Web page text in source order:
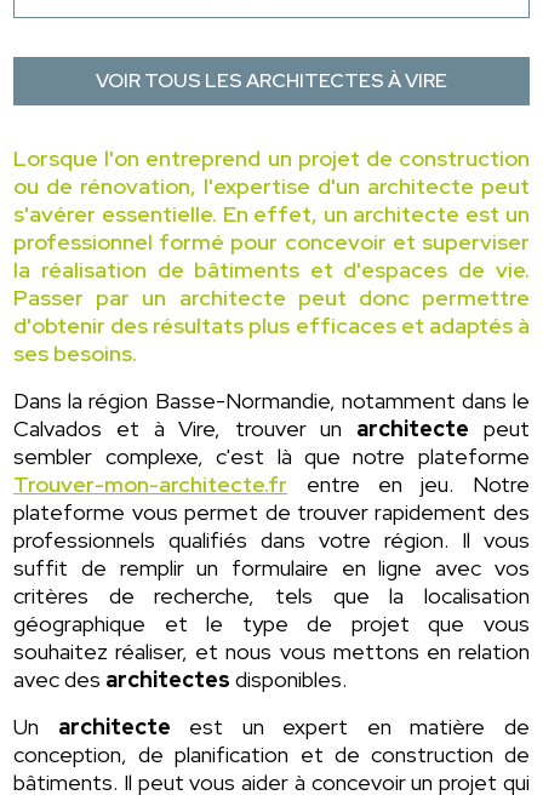
VOIR TOUS LES ARCHITECTES À VIRE
Lorsque l'on entreprend un projet de construction
ou de rénovation, l'expertise d'un architecte peut
s'avérer essentielle. En effet, un architecte est un
professionnel formé pour concevoir et superviser
la réalisation de bâtiments et d'espaces de vie.
Passer par un architecte peut donc permettre
d'obtenir des résultats plus efficaces et adaptés à
ses besoins.
Dans la région Basse-Normandie, notamment dans le
Calvados et à Vire, trouver un architecte peut
sembler complexe, c'est là que notre plateforme
Trouver-mon-architecte.fr entre en jeu. Notre
plateforme vous permet de trouver rapidement des
professionnels qualifiés dans votre région. Il vous
suffit de remplir un formulaire en ligne avec vos
critères de recherche, tels que la localisation
géographique et le type de projet que vous
souhaitez réaliser, et nous vous mettons en relation
avec des architectes disponibles.
Un architecte est un expert en matière de
conception, de planification et de construction de
bâtiments. Il peut vous aider à concevoir un projet qui